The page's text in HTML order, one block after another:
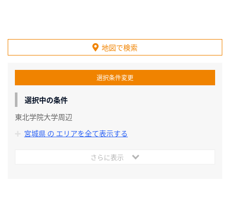
地図で検索
選択条件変更
選択中の条件
東北学院大学周辺
宮城県 の エリアを全て表示する
さらに表示